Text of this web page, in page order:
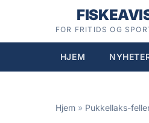
FOR FRITIDS OG
HJEM
Hjem » Pukkellaks-